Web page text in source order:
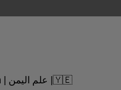
Bandiera dello Yemen | علم اليمن |🇾🇪